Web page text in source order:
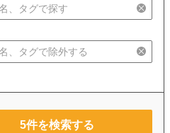
5件を検索する